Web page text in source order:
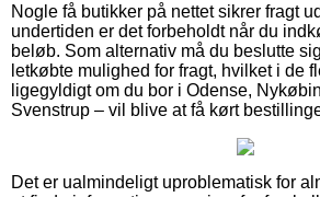
Nogle få butikker på nettet sikrer fragt
undertiden er det forbeholdt når du
beløb. Som alternativ må du beslutte
letkøbte mulighed for fragt, hvilket i de
ligegyldigt om du bor i Odense,
Svenstrup – vil blive at få kørt
Det er ualmindeligt uproblematisk for